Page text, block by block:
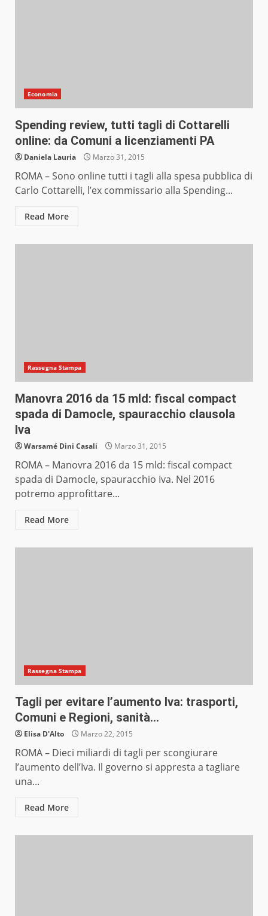
Economia
Spending review, tutti tagli di Cottarelli
online: da Comuni a licenziamenti PA
Daniela Lauria Marzo 31, 2015
ROMA – Sono online tutti i tagli alla spesa pubblica di
Carlo Cottarelli, l’ex commissario alla Spending...
Read More
Rassegna Stampa
Manovra 2016 da 15 mld: fiscal compact
spada di Damocle, spauracchio clausola
Iva
Warsamé Dini Casali Marzo 31, 2015
ROMA – Manovra 2016 da 15 mld: fiscal compact
spada di Damocle, spauracchio Iva. Nel 2016
potremo approfittare...
Read More
Rassegna Stampa
Tagli per evitare l’aumento Iva: trasporti,
Comuni e Regioni, sanità…
Elisa D'Alto Marzo 22, 2015
ROMA – Dieci miliardi di tagli per scongiurare
l’aumento dell’Iva. Il governo si appresta a tagliare
una...
Read More